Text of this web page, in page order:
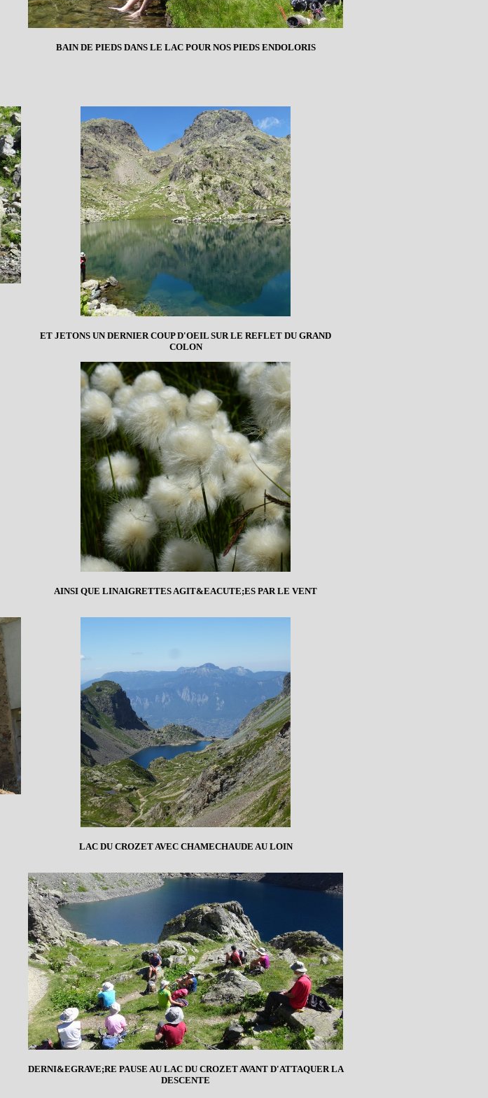
BAIN DE PIEDS DANS LE LAC POUR NOS PIEDS ENDOLORIS
ET JETONS UN DERNIER COUP D'OEIL SUR LE REFLET DU GRAND
COLON
AINSI QUE LINAIGRETTES AGIT&EACUTE;ES PAR LE VENT
LAC DU CROZET AVEC CHAMECHAUDE AU LOIN
DERNI&EGRAVE;RE PAUSE AU LAC DU CROZET AVANT D'ATTAQUER LA
DESCENTE